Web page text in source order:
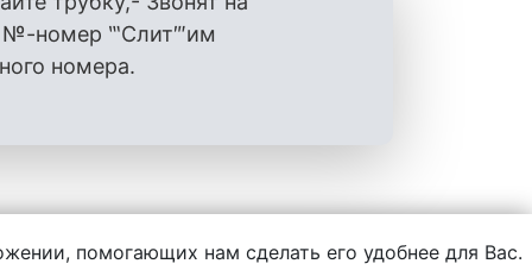
№-номер ‷Слит‴им
номера.
написанной пользователями.
помогающих нам сделать его удобнее для Вас.